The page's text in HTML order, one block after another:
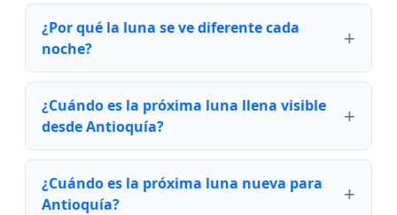
¿Por qué la luna se ve diferente cada
noche?
¿Cuándo es la próxima luna llena visible
desde Antioquía?
¿Cuándo es la próxima luna nueva para
Antioquía?